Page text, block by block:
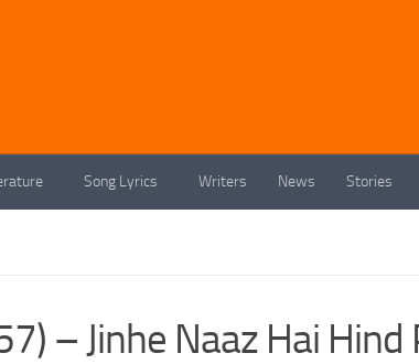
Song Lyrics Writers News Stories
– Jinhe Naaz Hai